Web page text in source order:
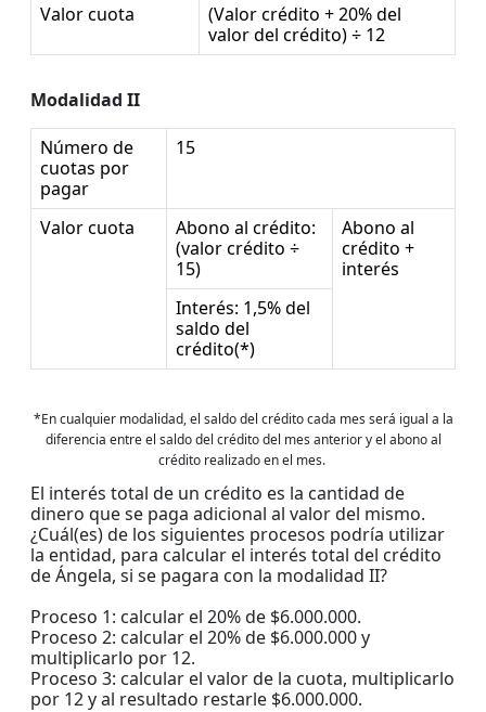
Valor cuota
(Valor crédito + 20% del
valor del crédito) ÷ 12
Modalidad II
Número de
cuotas por
pagar
15
Valor cuota
Abono al crédito:
(valor crédito ÷
15)
Abono al
crédito +
interés
Interés: 1,5% del
saldo del
crédito(*)
*En cualquier modalidad, el saldo del crédito cada mes será igual a la
diferencia entre el saldo del crédito del mes anterior y el abono al
crédito realizado en el mes.
El interés total de un crédito es la cantidad de
dinero que se paga adicional al valor del mismo.
¿Cuál(es) de los siguientes procesos podría utilizar
la entidad, para calcular el interés total del crédito
de Ángela, si se pagara con la modalidad II?
Proceso 1: calcular el 20% de $6.000.000.
Proceso 2: calcular el 20% de $6.000.000 y
multiplicarlo por 12.
Proceso 3: calcular el valor de la cuota, multiplicarlo
por 12 y al resultado restarle $6.000.000.